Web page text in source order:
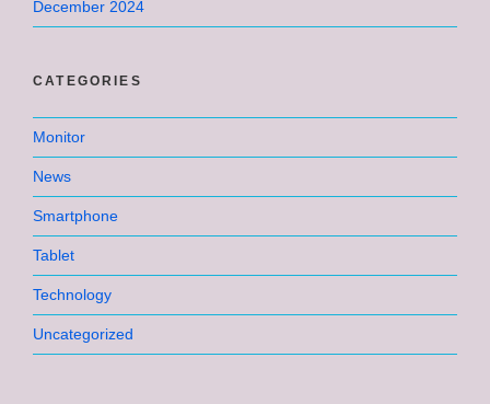
December 2024
CATEGORIES
Monitor
News
Smartphone
Tablet
Technology
Uncategorized